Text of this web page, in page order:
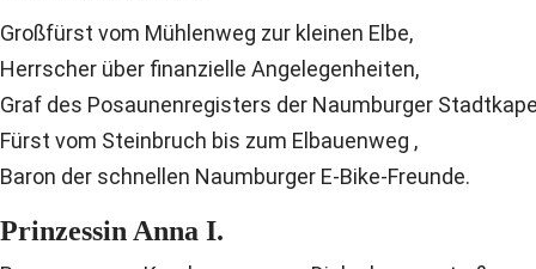
Großfürst vom Mühlenweg zur kleinen Elbe,
Herrscher über finanzielle Angelegenheiten,
Graf des Posaunenregisters der Naumburger
Fürst vom Steinbruch bis zum Elbauenweg ,
Baron der schnellen Naumburger E-Bike-Freunde.
Prinzessin Anna I.